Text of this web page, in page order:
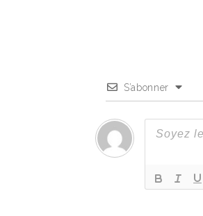
S’abonner